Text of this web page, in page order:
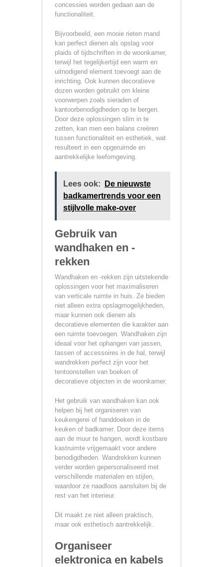
concessies worden gedaan aan de
functionaliteit.
Bijvoorbeeld, een mooie rieten mand
kan perfect dienen als opslag voor
plaids of tijdschriften in de woonkamer,
terwijl het tegelijkertijd een warm en
uitnodigend element toevoegt aan de
inrichting. Ook kunnen decoratieve
dozen worden gebruikt om kleine
voorwerpen zoals sieraden of
kantoorbenodigdheden op te bergen.
Door deze oplossingen slim in te
zetten, kan men een balans creëren
tussen functionaliteit en esthetiek, wat
resulteert in een opgeruimde en
aantrekkelijke leefomgeving.
Lees ook:
De nieuwste
badkamertrends voor een
stijlvolle make-over
Gebruik van
wandhaken en -
rekken
Wandhaken en -rekken zijn uitstekende
oplossingen voor het maximaliseren
van verticale ruimte in huis. Ze bieden
niet alleen extra opslagmogelijkheden,
maar kunnen ook dienen als
decoratieve elementen die karakter aan
een ruimte toevoegen. Wandhaken zijn
ideaal voor het ophangen van jassen,
tassen of accessoires in de hal, terwijl
wandrekken perfect zijn voor het
tentoonstellen van boeken of
decoratieve objecten in de woonkamer.
Het gebruik van wandhaken kan ook
helpen bij het organiseren van
keukengerei of handdoeken in de
keuken of badkamer. Door deze items
aan de muur te hangen, wordt kostbare
kastruimte vrijgemaakt voor andere
benodigdheden. Wandrekken kunnen
verder worden gepersonaliseerd met
verschillende materialen en stijlen,
waardoor ze naadloos aansluiten bij de
rest van het interieur.
Dit maakt ze niet alleen praktisch,
maar ook esthetisch aantrekkelijk.
Organiseer
elektronica en kabels